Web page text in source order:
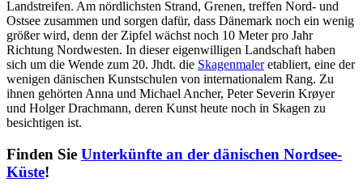
Landstreifen. Am nördlichsten Strand, Grenen, treffen Nord- und
Ostsee zusammen und sorgen dafür, dass Dänemark noch ein wenig
größer wird, denn der Zipfel wächst noch 10 Meter pro Jahr
Richtung Nordwesten. In dieser eigenwilligen Landschaft haben
sich um die Wende zum 20. Jhdt. die Skagenmaleretabliert, eine der
wenigen dänischen Kunstschulen von internationalem Rang. Zu
ihnen gehörten Anna und Michael Ancher, Peter Severin Krøyer
und Holger Drachmann, deren Kunst heute noch in Skagen zu
besichtigen ist.
Finden Sie Unterkünfte an der dänischen Nordsee-
Küste!